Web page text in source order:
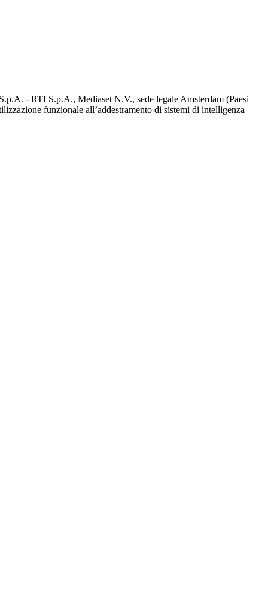
- RTI S.p.A., Mediaset N.V., sede legale Amsterdam (Paesi
funzionale all’addestramento di sistemi di intelligenza